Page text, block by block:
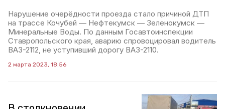
Нарушение очерёдности проезда стало причиной ДТП
на трассе Кочубей — Нефтекумск — Зеленокумск —
Минеральные Воды. По данным Госавтоинспекции
Ставропольского края, аварию спровоцировал водитель
ВАЗ-2112, не уступивший дорогу ВАЗ-2110.
2 марта 2023, 18:56